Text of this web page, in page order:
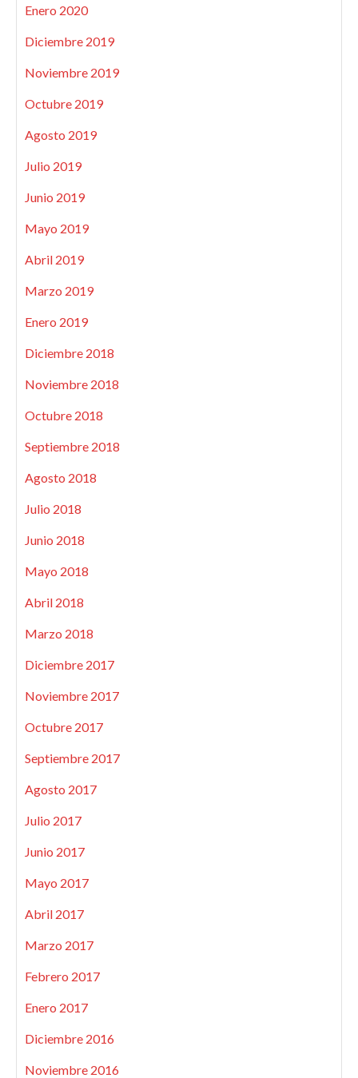
Enero 2020
Diciembre 2019
Noviembre 2019
Octubre 2019
Agosto 2019
Julio 2019
Junio 2019
Mayo 2019
Abril 2019
Marzo 2019
Enero 2019
Diciembre 2018
Noviembre 2018
Octubre 2018
Septiembre 2018
Agosto 2018
Julio 2018
Junio 2018
Mayo 2018
Abril 2018
Marzo 2018
Diciembre 2017
Noviembre 2017
Octubre 2017
Septiembre 2017
Agosto 2017
Julio 2017
Junio 2017
Mayo 2017
Abril 2017
Marzo 2017
Febrero 2017
Enero 2017
Diciembre 2016
Noviembre 2016